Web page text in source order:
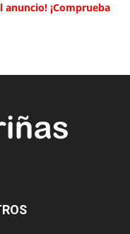
anuncio! ¡Comprueba